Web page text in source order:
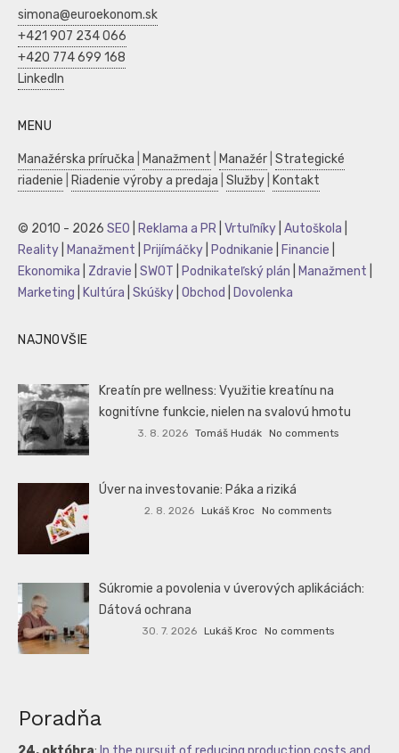
simona@euroekonom.sk
+421 907 234 066
+420 774 699 168
LinkedIn
MENU
Manažérska príručka Manažment Manažér Strategické
riadenie
Riadenie výroby a predaja Služby Kontakt
© 2010 - 2026 SEO Reklama a PR Vrtuľníky Autoškola
Reality
Manažment Prijímáčky Podnikanie Financie
Ekonomika
Zdravie SWOT Podnikateľský plán Manažment
Marketing
Kultúra Skúšky Obchod Dovolenka
NAJNOVŠIE
Kreatín pre wellness: Využitie kreatínu na
kognitívne funkcie, nielen na svalovú hmotu
3. 8. 2026 Tomáš Hudák No comments
Úver na investovanie: Páka a riziká
2. 8. 2026 Lukáš Kroc No comments
Súkromie a povolenia v úverových aplikáciách:
Dátová ochrana
30. 7. 2026 Lukáš Kroc No comments
Poradňa